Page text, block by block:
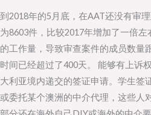
到2018年的5月底，在AAT还没有审
为8603件，比较2017年增加了一倍
的工作量，导致审查案件的成员数量
时间已经超过了400天。 能够有上诉
大利亚境内递交的签证申请。学生签
或委托某个澳洲的中介代理，这些人
签
证
被
拒
上
诉
人